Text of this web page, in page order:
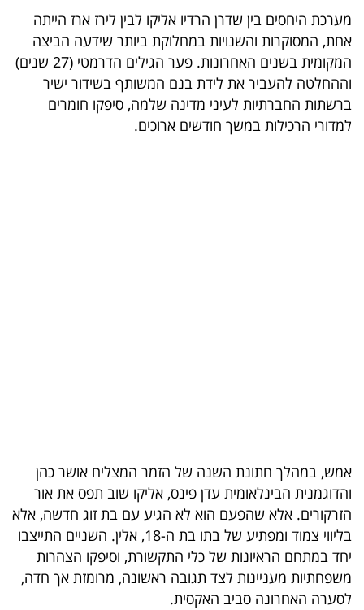
ספורט
קריירה
ולימודים
מינויים
פודקאסט
40
UNDER
40
מערכת היחסים בין שדרן הרדיו אליקו לבין לירז ארז הייתה
אחת, המסוקרות והשנויות במחלוקת ביותר שידעה הביצה
המקומית בשנים האחרונות. פער הגילים הדרמטי (27 שנים)
וההחלטה להעביר את לידת בנם המשותף בשידור ישיר
ברשתות החברתיות לעיני מדינה שלמה, סיפקו חומרים
למדורי הרכילות במשך חודשים ארוכים.
אמש, במהלך חתונת השנה של הזמר המצליח אושר כהן
והדוגמנית הבינלאומית עדן פינס, אליקו שוב תפס את אור
הזרקורים. אלא שהפעם הוא לא הגיע עם בת זוג חדשה, אלא
בליווי צמוד ומפתיע של בתו בת ה-18, אלין. השניים התייצבו
יחד במתחם הראיונות של כלי התקשורת, וסיפקו הצהרות
משפחתיות מעניינות לצד תגובה ראשונה, מרומזת אך חדה,
לסערה האחרונה סביב האקסית.